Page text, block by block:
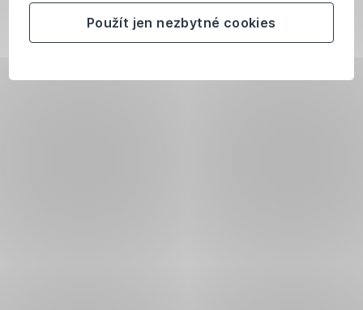
Použít jen nezbytné cookies